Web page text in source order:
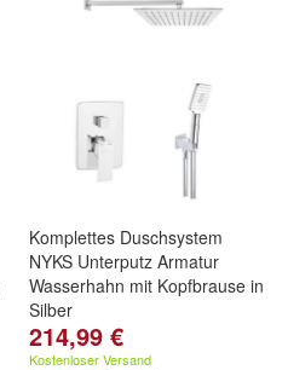
Komplettes Duschsystem
NYKS Unterputz Armatur
Wasserhahn mit Kopfbrause in
Silber
214,99 €
Kostenloser Versand